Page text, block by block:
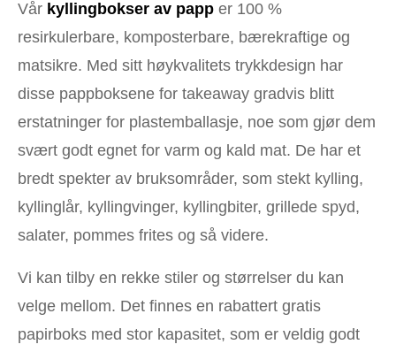
Vår kyllingbokser av papp er 100 %
resirkulerbare, komposterbare, bærekraftige og
matsikre. Med sitt høykvalitets trykkdesign har
disse pappboksene for takeaway gradvis blitt
erstatninger for plastemballasje, noe som gjør dem
svært godt egnet for varm og kald mat. De har et
bredt spekter av bruksområder, som stekt kylling,
kyllinglår, kyllingvinger, kyllingbiter, grillede spyd,
salater, pommes frites og så videre.
Vi kan tilby en rekke stiler og størrelser du kan
velge mellom. Det finnes en rabattert gratis
papirboks med stor kapasitet, som er veldig godt